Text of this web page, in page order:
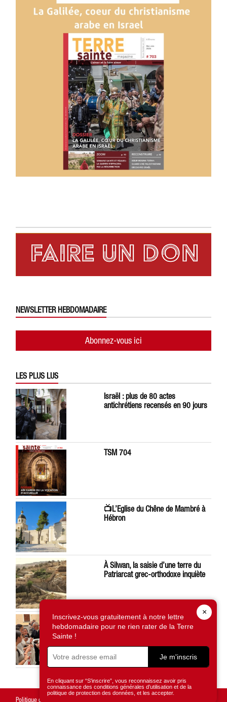
NEWSLETTER HEBDOMADAIRE
Abonnez-vous ici
LES PLUS LUS
Israël : plus de 80 actes
antichrétiens recensés en 90 jours
TSM 704
📺L’Eglise du Chêne de Mambré à
Hébron
À Silwan, la saisie d’une terre du
Patriarcat grec-orthodoxe inquiète
Léon XIV préoccupé par la situation
en Terre Sainte
×
Inscrivez-vous gratuitement à notre lettre
hebdomadaire pour ne rien rater de la Terre
Sainte !
Je m'inscris
En cliquant sur “S'inscrire”, vous reconnaissez avoir pris
connaissance des conditions générales d’utilisation et de la
politique de protection des données, et les accepter.
Politique de confidentialité